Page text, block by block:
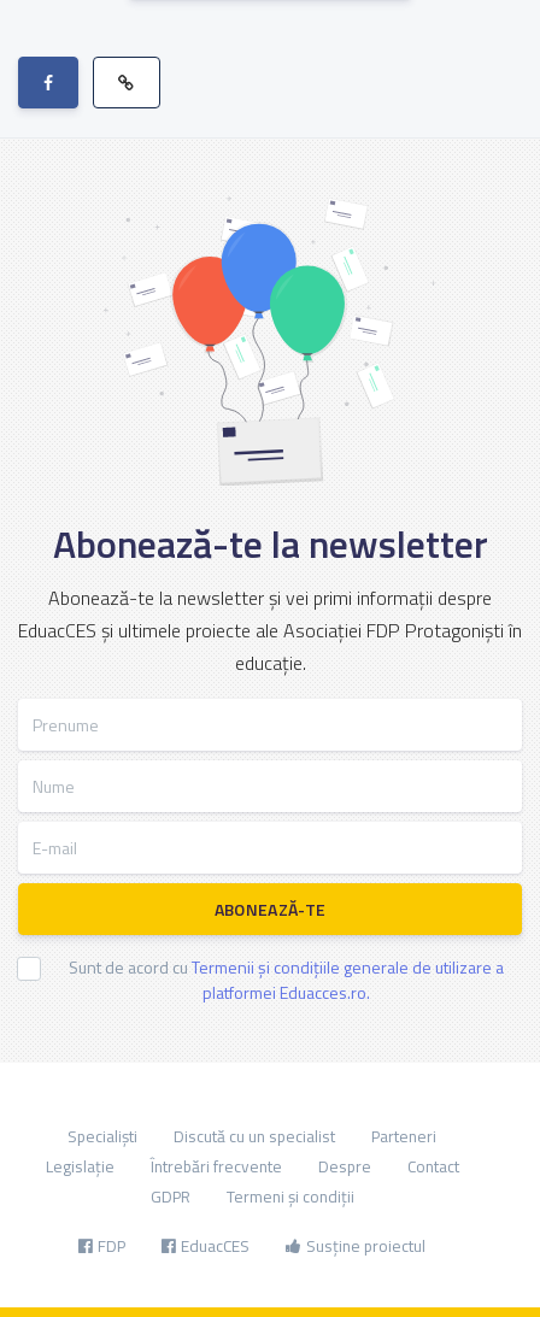
Abonează-te la newsletter
Abonează-te la newsletter și vei primi informații despre
EduacCES și ultimele proiecte ale Asociației FDP Protagoniști în
educație.
ABONEAZĂ-TE
Sunt de acord cuTermenii și condițiile generale de utilizare a
platformei Eduacces.ro.
Specialiști Discută cu un specialist
Parteneri
Legislație
Întrebări frecvente Despre
Contact
GDPR
Termeni și condiții
FDP EduacCES Susține proiectul